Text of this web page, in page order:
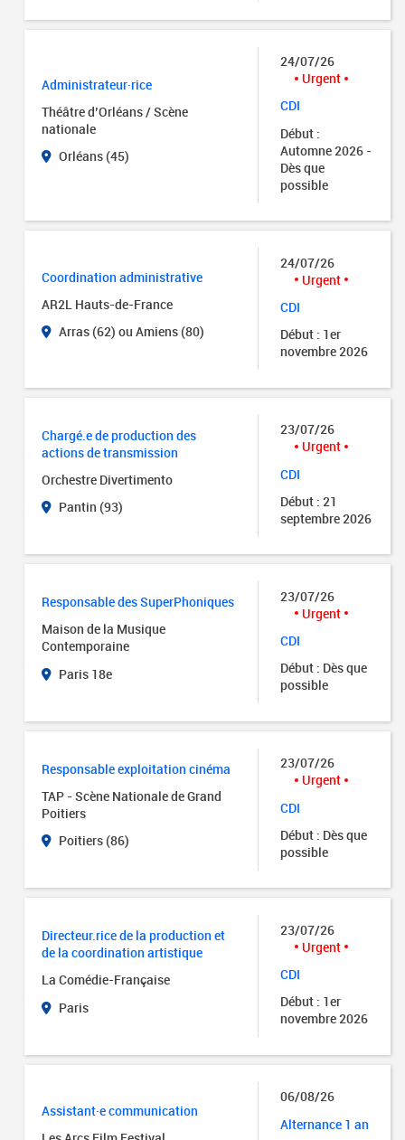
Administrateur·rice
Théâtre d’Orléans / Scène
nationale
Orléans (45)
24/07/26
Urgent
CDI
Début :
Automne 2026 -
Dès que
possible
Coordination administrative
AR2L Hauts-de-France
Arras (62) ou Amiens (80)
24/07/26
Urgent
CDI
Début : 1er
novembre 2026
Chargé.e de production des
actions de transmission
Orchestre Divertimento
Pantin (93)
23/07/26
Urgent
CDI
Début : 21
septembre 2026
Responsable des SuperPhoniques
Maison de la Musique
Contemporaine
Paris 18e
23/07/26
Urgent
CDI
Début : Dès que
possible
Responsable exploitation cinéma
TAP - Scène Nationale de Grand
Poitiers
Poitiers (86)
23/07/26
Urgent
CDI
Début : Dès que
possible
Directeur.rice de la production et
de la coordination artistique
La Comédie-Française
Paris
23/07/26
Urgent
CDI
Début : 1er
novembre 2026
Assistant·e communication
06/08/26
Alternance 1 an